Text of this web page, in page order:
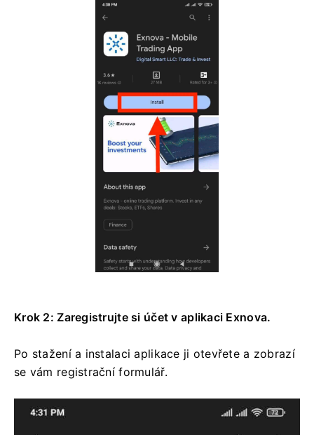
Krok 2: Zaregistrujte si účet v aplikaci Exnova.
Po stažení a instalaci aplikace ji otevřete a zobrazí
se vám registrační formulář.